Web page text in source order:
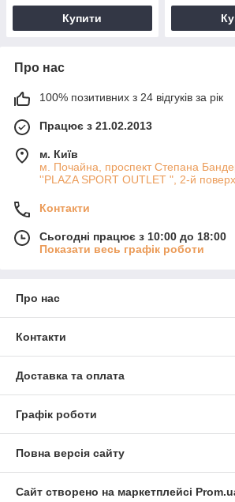
Купити
Про нас
100% позитивних з 24 відгуків за рік
Працює з 21.02.2013
м. Київ
м. Почайна, проспект Степана
''PLAZA SPORT OUTLET ", 2-й
Контакти
Сьогодні працює з 10:00 до 18:00
Показати весь графік роботи
Про нас
Контакти
Доставка та оплата
Графік роботи
Повна версія сайту
Сайт створено на маркетплейсі